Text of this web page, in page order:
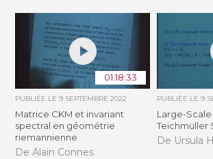
01:18:33
PUBLIÉE LE9 SEPTEMBRE 2022
Matrice CKM et invariant
spectral en géométrie
riemannienne
De Alain Connes
PUBLIÉE LE 9
Large-
Teichmüller
De Ursula